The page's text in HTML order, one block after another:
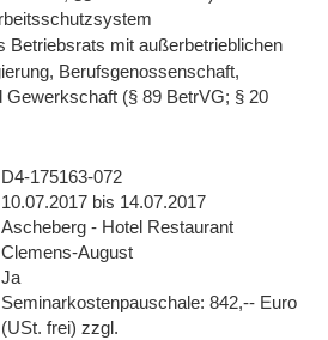
Betriebsrats mit außerbetrieblichen
Berufsgenossenschaft,
Gewerkschaft (§ 89 BetrVG; § 20
D4-175163-072
10.07.2017 bis 14.07.2017
Ascheberg - Hotel Restaurant
Clemens-August
Ja
Seminarkostenpauschale: 842,-- Euro
(USt. frei) zzgl.